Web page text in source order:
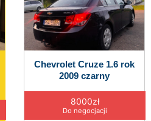
Chevrolet Cruze 1.6 rok
2009 czarny
8000zł
Do negocjacji